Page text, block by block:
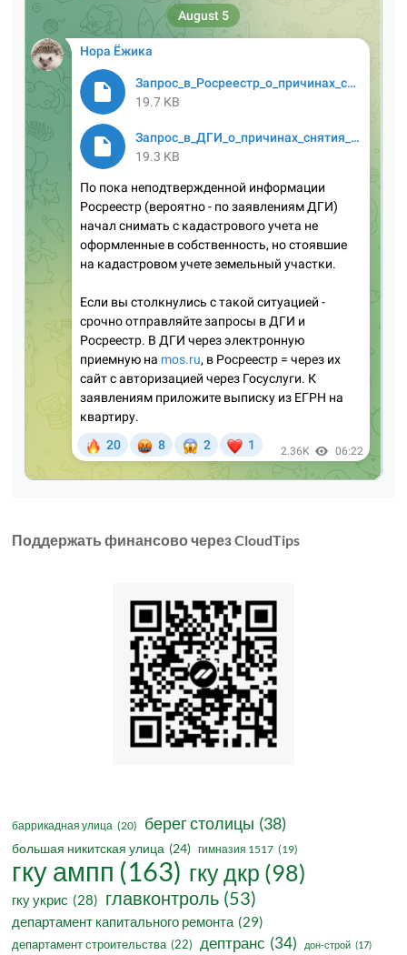
Поддержать финансово через CloudTips
баррикадная улица (20) берег столицы (38)
большая никитская улица (24) гимназия 1517 (19)
гку ампп (163) гку дкр (98)
гку укрис (28) главконтроль (53)
департамент капитального ремонта (29)
департамент строительства (22) дептранс (34) дон-строй (17)